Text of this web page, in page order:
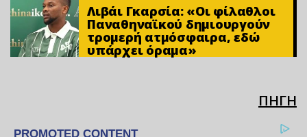
Λιβάι Γκαρσία: «Οι φίλαθλοι
Παναθηναϊκού δημιουργούν
τρομερή ατμόσφαιρα, εδώ
υπάρχει όραμα»
ΠΗΓΗ